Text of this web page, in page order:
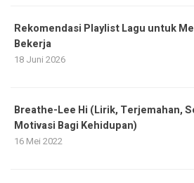
Rekomendasi Playlist Lagu untuk
Bekerja
18 Juni 2026
Breathe-Lee Hi (Lirik, Terjemahan,
Motivasi Bagi Kehidupan)
16 Mei 2022